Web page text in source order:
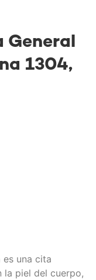
General
1304,
es una cita
la piel del cuerpo,